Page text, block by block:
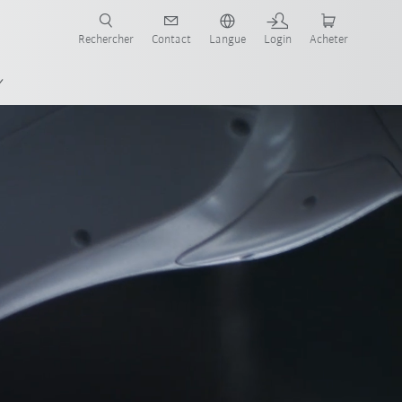
Rechercher Contact Langue Login Acheter